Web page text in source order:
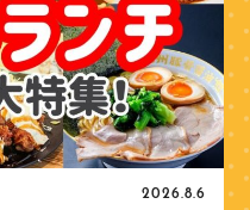
2026.8.6